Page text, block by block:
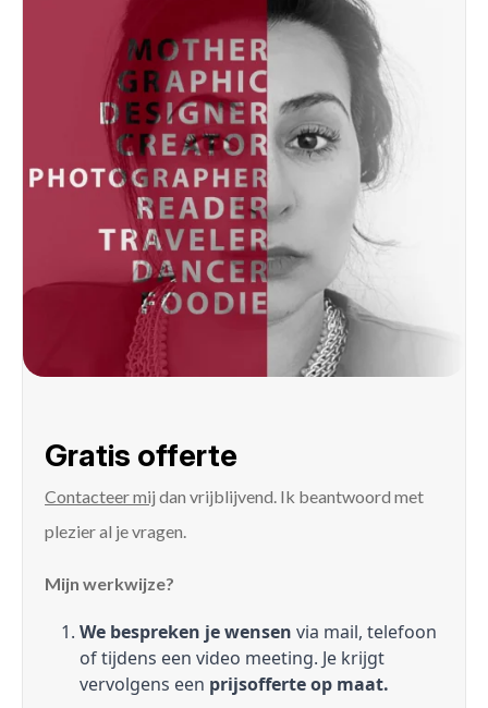
Gratis offerte
Contacteer mij dan vrijblijvend. Ik beantwoord met
plezier al je vragen.
Mijn werkwijze?
We bespreken je wensen via mail, telefoon
of tijdens een video meeting. Je krijgt
vervolgens een prijsofferte op maat.